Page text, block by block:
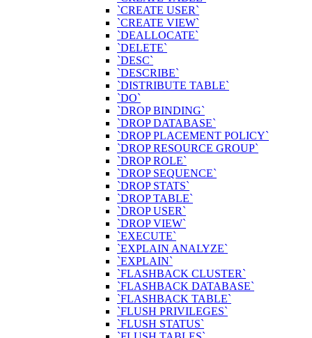
`CREATE USER`
`CREATE VIEW`
`DEALLOCATE`
`DELETE`
`DESC`
`DESCRIBE`
`DISTRIBUTE TABLE`
`DO`
`DROP BINDING`
`DROP DATABASE`
`DROP PLACEMENT POLICY`
`DROP RESOURCE GROUP`
`DROP ROLE`
`DROP SEQUENCE`
`DROP STATS`
`DROP TABLE`
`DROP USER`
`DROP VIEW`
`EXECUTE`
`EXPLAIN ANALYZE`
`EXPLAIN`
`FLASHBACK CLUSTER`
`FLASHBACK DATABASE`
`FLASHBACK TABLE`
`FLUSH PRIVILEGES`
`FLUSH STATUS`